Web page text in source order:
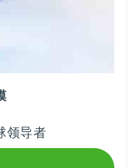
领导者